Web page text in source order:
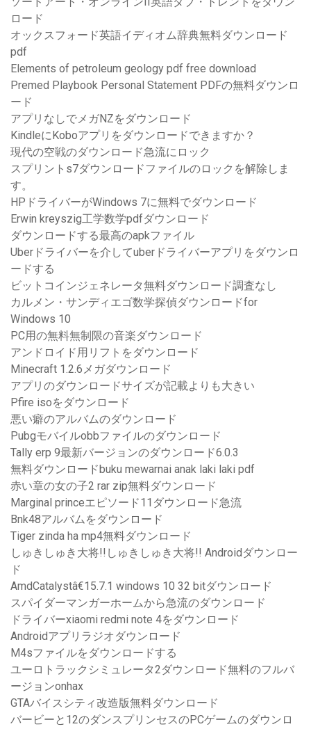
ロード
オックスフォード英語イディオム辞典無料ダウンロード
pdf
Elements of petroleum geology pdf free download
Premed Playbook Personal Statement PDFの無料ダウンロ
ード
アプリなしでメガNZをダウンロード
KindleにKoboアプリをダウンロードできますか？
現代の空戦のダウンロード急流にロック
スプリントs7ダウンロードファイルのロックを解除しま
す。
HPドライバーがWindows 7に無料でダウンロード
Erwin kreyszig工学数学pdfダウンロード
ダウンロードする最高のapkファイル
Uberドライバーを介してuberドライバーアプリをダウンロ
ードする
ビットコインジェネレータ無料ダウンロード調査なし
カルメン・サンディエゴ数学探偵ダウンロードfor
Windows 10
PC用の無料無制限の音楽ダウンロード
アンドロイド用リフトをダウンロード
Minecraft 1.2.6メガダウンロード
アプリのダウンロードサイズが記載よりも大きい
Pfire isoをダウンロード
悪い癖のアルバムのダウンロード
Pubgモバイルobbファイルのダウンロード
Tally erp 9最新バージョンのダウンロード6.0.3
無料ダウンロードbuku mewarnai anak laki laki pdf
赤い章の女の子2 rar zip無料ダウンロード
Marginal princeエピソード11ダウンロード急流
Bnk48アルバムをダウンロード
Tiger zinda ha mp4無料ダウンロード
しゅきしゅき大将!!しゅきしゅき大将!! Androidダウンロー
ド
AmdCatalystâ€15.7.1 windows 10 32 bitダウンロード
スパイダーマンガーホームから急流のダウンロード
ドライバーxiaomi redmi note 4をダウンロード
Androidアプリラジオダウンロード
M4sファイルをダウンロードする
ユーロトラックシミュレータ2ダウンロード無料のフルバ
ージョンonhax
GTAバイスシティ改造版無料ダウンロード
バービーと12のダンスプリンセスのPCゲームのダウンロ